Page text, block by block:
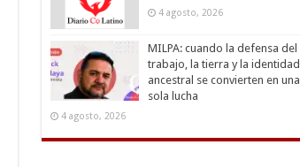
4 agosto, 2026
MILPA: cuando la defensa del
trabajo, la tierra y la identidad
ancestral se convierten en una
sola lucha
4 agosto, 2026